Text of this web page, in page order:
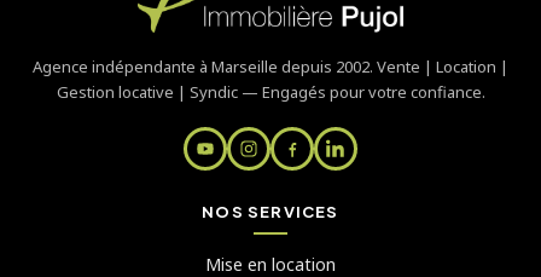
Agence indépendante à Marseille depuis 2002. Vente | Location |
Gestion locative | Syndic — Engagés pour votre confiance.
NOS SERVICES
Mise en location